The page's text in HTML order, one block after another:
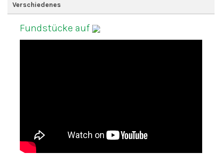
Verschiedenes
Fundstücke auf